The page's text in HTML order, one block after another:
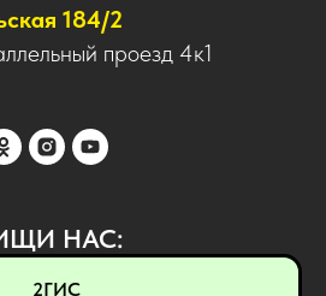
184/2
проезд 4к1
НАС:
2ГИС